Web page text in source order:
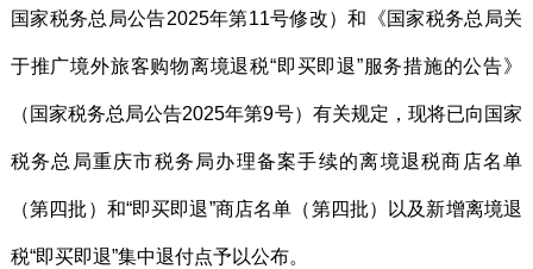
国家税务总局公告2025年第11号修改）和《国家税务总局关
于推广境外旅客购物离境退税“即买即退”服务措施的公告》
（国家税务总局公告2025年第9号）有关规定，现将已向国家
税务总局重庆市税务局办理备案手续的离境退税商店名单
（第四批）和“即买即退”商店名单（第四批）以及新增离境退
税“即买即退”集中退付点予以公布。